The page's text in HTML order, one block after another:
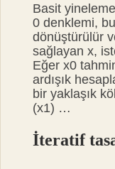
Basit
0 denklemi,
dönüştürülür
sağlayan x,
Eğer x0
ardışık
bir yaklaşık
(x1) …
İteratif